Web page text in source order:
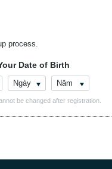
process.
Date of Birth
Ngày Năm
be changed after registration.